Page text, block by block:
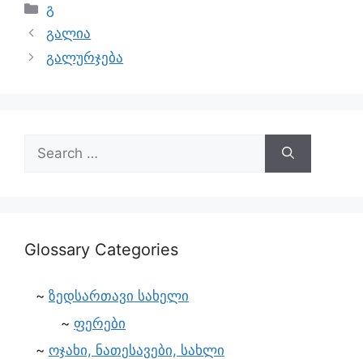
გ
გალია
გალურჯება
Glossary Categories
ზედსართავი სახელი
ფერები
ოჯახი, ნათესავები, სახლი